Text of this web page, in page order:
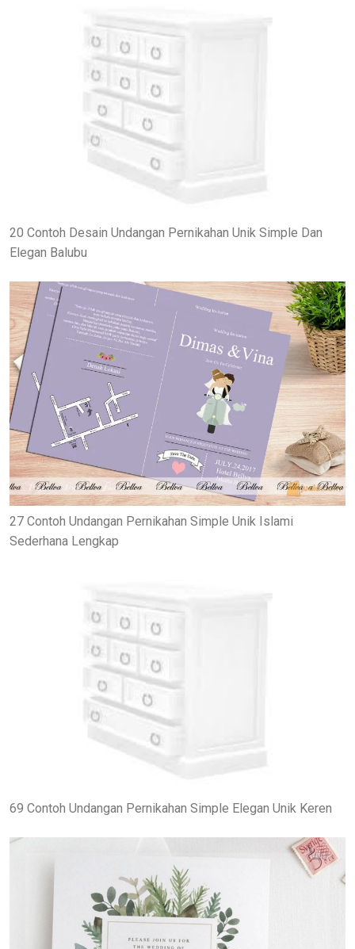
20 Contoh Desain Undangan Pernikahan Unik Simple Dan
Elegan Balubu
27 Contoh Undangan Pernikahan Simple Unik Islami
Sederhana Lengkap
69 Contoh Undangan Pernikahan Simple Elegan Unik Keren